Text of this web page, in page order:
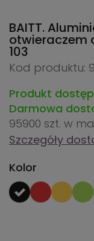
BAITT.
otwieraczem
103
Kod produktu:
Produkt
Darmowa
95900 szt. w
Szczegóły
Kolor